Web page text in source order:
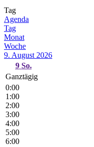
Tag
Agenda
Tag
Monat
Woche
9. August 2026
9 So.
Ganztägig
0:00
1:00
2:00
3:00
4:00
5:00
6:00